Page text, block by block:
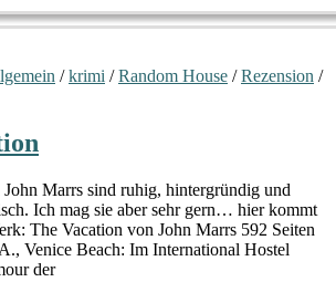
/krimi /Random House /Rezension /
Marrs sind ruhig, hintergründig und
Ich mag sie aber sehr gern… hier kommt
The Vacation von John Marrs 592 Seiten
Venice Beach: Im International Hostel
der